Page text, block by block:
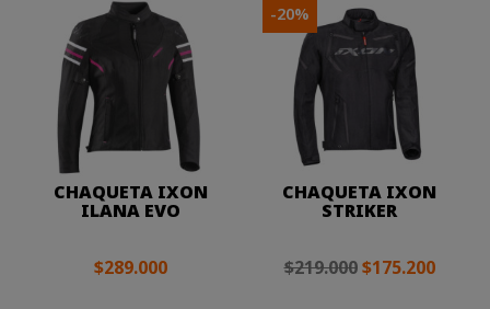
CHAQUETA IXON
ILANA EVO
$289.000
CHAQUETA IXON
STRIKER
$219.000 $175.200
-20%